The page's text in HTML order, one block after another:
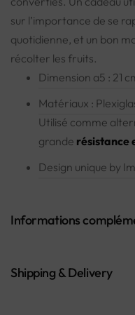
sur l’importance de se
quotidienne, et un bon
récolter les fruits.
Dimension a5 : 21
Matériaux :
Utilisé comme
grande résistance
Design unique by
Informations
Shipping & Delivery